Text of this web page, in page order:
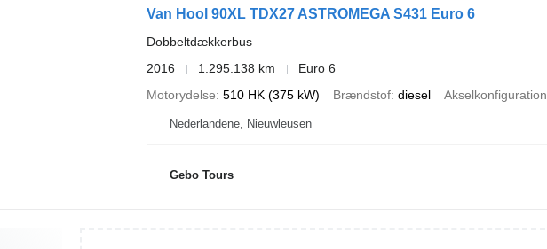
Van Hool 90XL TDX27 ASTROMEGA S431 Euro 6
Dobbeltdækkerbus
2016
1.295.138 km
Euro 6
Motorydelse 510 HK (375 kW) Brændstof diesel Akselkonfiguration
Nederlandene, Nieuwleusen
Gebo Tours